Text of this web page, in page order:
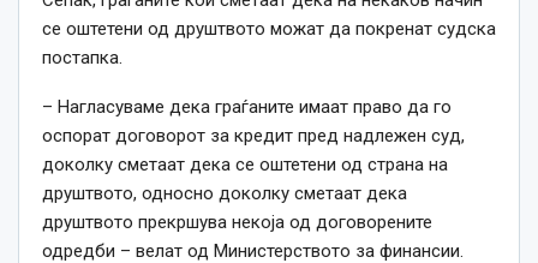
се оштетени од друштвото можат да покренат судска
постапка.
– Нагласуваме дека граѓаните имаат право да го
оспорат договорот за кредит пред надлежен суд,
доколку сметаат дека се оштетени од страна на
друштвото, односно доколку сметаат дека
друштвото прекршува некоја од договорените
одредби – велат од Министерството за финансии.